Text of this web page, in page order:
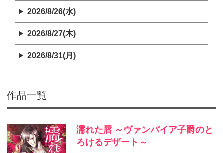
2026/8/26(水)
2026/8/27(木)
2026/8/31(月)
作品一覧
濡れた唇 ～ヴァンパイア子爵のと
ろけるデザート～